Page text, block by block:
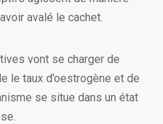
avalé le cachet.
vont se charger de
le taux d’oestrogène et de
se situe dans un état